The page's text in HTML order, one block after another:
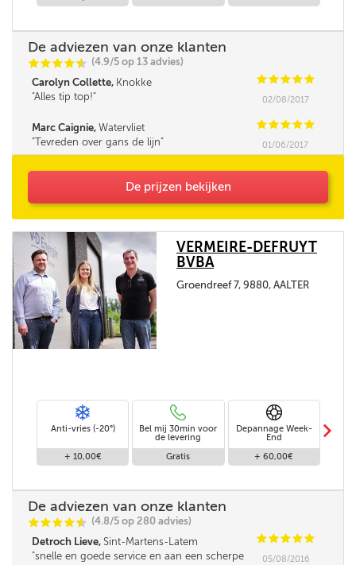
De adviezen van onze klanten
CCCCi
@ (4.9/5 op 13 advies)
Carolyn Collette, Knokke CCCCC
Alles tip top!
02/08/2017
Marc Caignie, Watervliet CCCCC
Tevreden over gans de lijn
01/06/2017
De prijzen bekijken
VERMEIRE-DEFRUYT
BVBA
Groendreef 7, 9880, AALTER
Anti-vries (-20°)
+ 10,00€
Bel mij 30min voor
de levering
Gratis
Depannage Week-
End
+ 60,00€
m
De adviezen van onze klanten
CCCCi
@ (4.8/5 op 280 advies)
Detroch Lieve, Sint-Martens-Latem CCCCC
snelle en goede service en aan een scherpe
05/08/2016